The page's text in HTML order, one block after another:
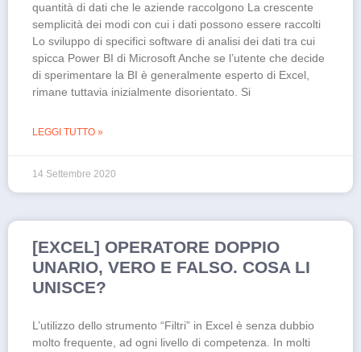
quantità di dati che le aziende raccolgono La crescente
semplicità dei modi con cui i dati possono essere raccolti
Lo sviluppo di specifici software di analisi dei dati tra cui
spicca Power BI di Microsoft Anche se l’utente che decide
di sperimentare la BI è generalmente esperto di Excel,
rimane tuttavia inizialmente disorientato. Si
LEGGI TUTTO »
14 Settembre 2020
[EXCEL] OPERATORE DOPPIO
UNARIO, VERO E FALSO. COSA LI
UNISCE?
L’utilizzo dello strumento “Filtri” in Excel è senza dubbio
molto frequente, ad ogni livello di competenza. In molti